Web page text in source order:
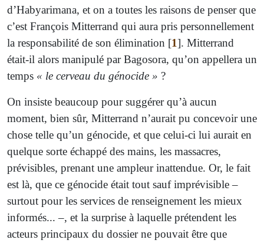
d’Habyarimana, et on a toutes les raisons de penser que
c’est François Mitterrand qui aura pris personnellement
la responsabilité de son élimination [1]. Mitterrand
était-il alors manipulé par Bagosora, qu’on appellera un
temps « le cerveau du génocide » ?
On insiste beaucoup pour suggérer qu’à aucun
moment, bien sûr, Mitterrand n’aurait pu concevoir une
chose telle qu’un génocide, et que celui-ci lui aurait en
quelque sorte échappé des mains, les massacres,
prévisibles, prenant une ampleur inattendue. Or, le fait
est là, que ce génocide était tout sauf imprévisible –
surtout pour les services de renseignement les mieux
informés... –, et la surprise à laquelle prétendent les
acteurs principaux du dossier ne pouvait être que